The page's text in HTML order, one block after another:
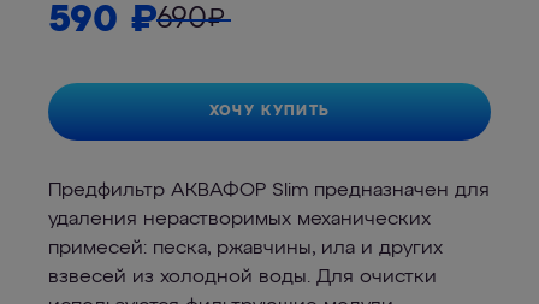
590 ₽690₽
ХОЧУ КУПИТЬ
Предфильтр АКВАФОР Slim предназначен для
удаления нерастворимых механических
примесей: песка, ржавчины, ила и других
взвесей из холодной воды. Для очистки